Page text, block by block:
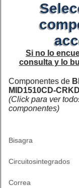
Si no lo
consulta y lo
Componentes de
MID1510CD-
(Click para ver
componentes)
Bisagra
Circuitosintegrados
Correa